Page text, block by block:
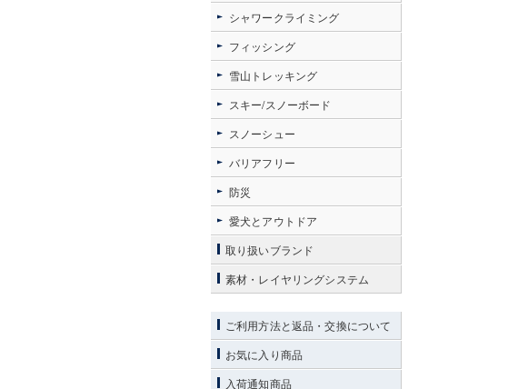
シャワークライミング
フィッシング
雪山トレッキング
スキー/スノーボード
スノーシュー
バリアフリー
防災
愛犬とアウトドア
取り扱いブランド
素材・レイヤリングシステム
ご利用方法と返品・交換について
お気に入り商品
入荷通知商品